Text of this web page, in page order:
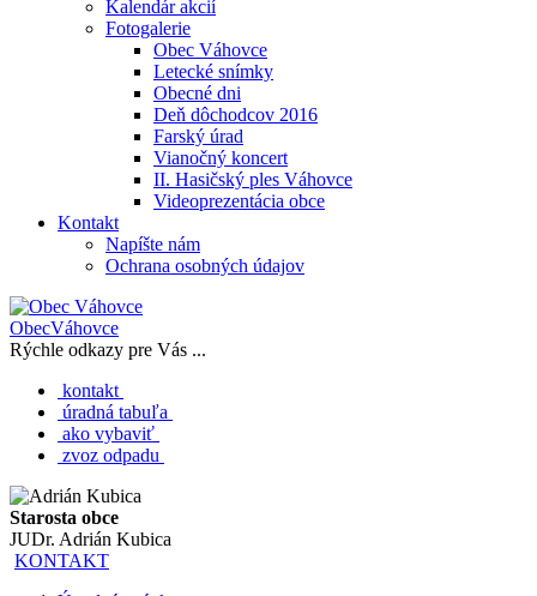
Kalendár akcií
Fotogalerie
Obec Váhovce
Letecké snímky
Obecné dni
Deň dôchodcov 2016
Farský úrad
Vianočný koncert
II. Hasičský ples Váhovce
Videoprezentácia obce
Kontakt
Napíšte nám
Ochrana osobných údajov
ObecVáhovce
Rýchle odkazy pre Vás ...
kontakt
úradná tabuľa
ako vybaviť
zvoz odpadu
Starosta obce
JUDr. Adrián Kubica
KONTAKT